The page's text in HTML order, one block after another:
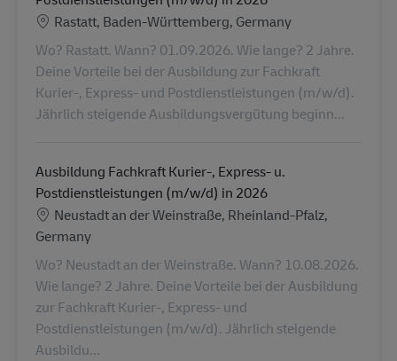
Localização
Rastatt, Baden-Württemberg, Germany
Wo? Rastatt. Wann? 01.09.2026. Wie lange? 2 Jahre.
Deine Vorteile bei der Ausbildung zur Fachkraft
Kurier-, Express- und Postdienstleistungen (m/w/d).
Jährlich steigende Ausbildungsvergütung beginn...
Ausbildung Fachkraft Kurier-, Express- u.
Postdienstleistungen (m/w/d) in 2026
Localização
Neustadt an der Weinstraße, Rheinland-Pfalz,
Germany
Wo? Neustadt an der Weinstraße. Wann? 10.08.2026.
Wie lange? 2 Jahre. Deine Vorteile bei der Ausbildung
zur Fachkraft Kurier-, Express- und
Postdienstleistungen (m/w/d). Jährlich steigende
Ausbildu...